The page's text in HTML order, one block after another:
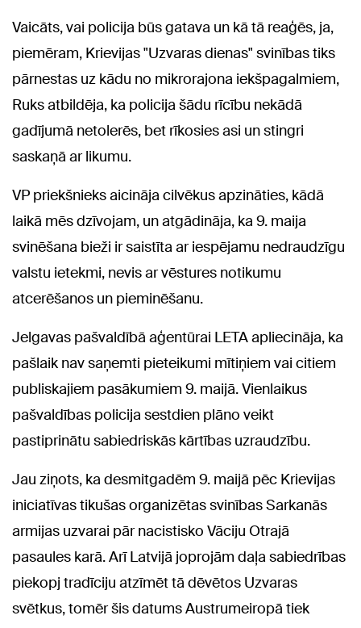
Vaicāts, vai policija būs gatava un kā tā reaģēs, ja,
piemēram, Krievijas "Uzvaras dienas" svinības tiks
pārnestas uz kādu no mikrorajona iekšpagalmiem,
Ruks atbildēja, ka policija šādu rīcību nekādā
gadījumā netolerēs, bet rīkosies asi un stingri
saskaņā ar likumu.
VP priekšnieks aicināja cilvēkus apzināties, kādā
laikā mēs dzīvojam, un atgādināja, ka 9. maija
svinēšana bieži ir saistīta ar iespējamu nedraudzīgu
valstu ietekmi, nevis ar vēstures notikumu
atcerēšanos un pieminēšanu.
Jelgavas pašvaldībā aģentūrai LETA apliecināja, ka
pašlaik nav saņemti pieteikumi mītiņiem vai citiem
publiskajiem pasākumiem 9. maijā. Vienlaikus
pašvaldības policija sestdien plāno veikt
pastiprinātu sabiedriskās kārtības uzraudzību.
Jau ziņots, ka desmitgadēm 9. maijā pēc Krievijas
iniciatīvas tikušas organizētas svinības Sarkanās
armijas uzvarai pār nacistisko Vāciju Otrajā
pasaules karā. Arī Latvijā joprojām daļa sabiedrības
piekopj tradīciju atzīmēt tā dēvētos Uzvaras
svētkus, tomēr šis datums Austrumeiropā tiek